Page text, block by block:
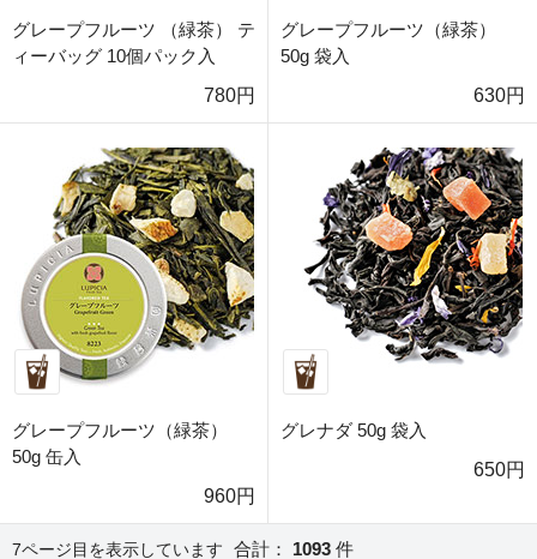
グレープフルーツ （緑茶） テ
ィーバッグ 10個パック入
780円
グレープフルーツ（緑茶）
50g 袋入
630円
グレープフルーツ（緑茶）
50g 缶入
960円
グレナダ 50g 袋入
650円
7ページ目を表示しています 合計： 1093 件